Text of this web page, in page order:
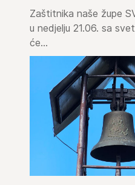
Zaštitnika naše župe
u nedjelju 21.06. sa
će...